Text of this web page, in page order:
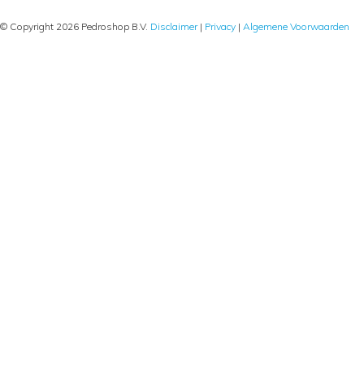
© Copyright 2026 Pedroshop B.V. Disclaimer| Privacy | Algemene Voorwaarden